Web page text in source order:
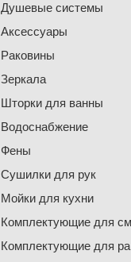
Душевые системы
Аксессуары
Раковины
Зеркала
Шторки для ванны
Водоснабжение
Фены
Сушилки для рук
Мойки для кухни
Комплектующие для
Комплектующие для